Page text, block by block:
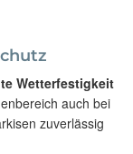
Wetterfestigkeit
auch bei
zuverlässig